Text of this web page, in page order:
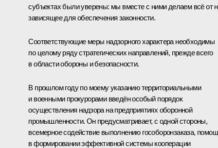
субъектах были уверены: мы вместе с ними делаем всё от
зависящее для обеспечения законности.
Соответствующие меры надзорного характера необходимы
по целому ряду стратегических направлений, прежде всего
в области обороны и безопасности.
В прошлом году по моему указанию территориальными
и военными прокурорами введён особый порядок
осуществления надзора на предприятиях оборонной
промышленности. Он предусматривает, с одной стороны,
всемерное содействие выполнению гособоронзаказа,
в формировании эффективной системы кооперации